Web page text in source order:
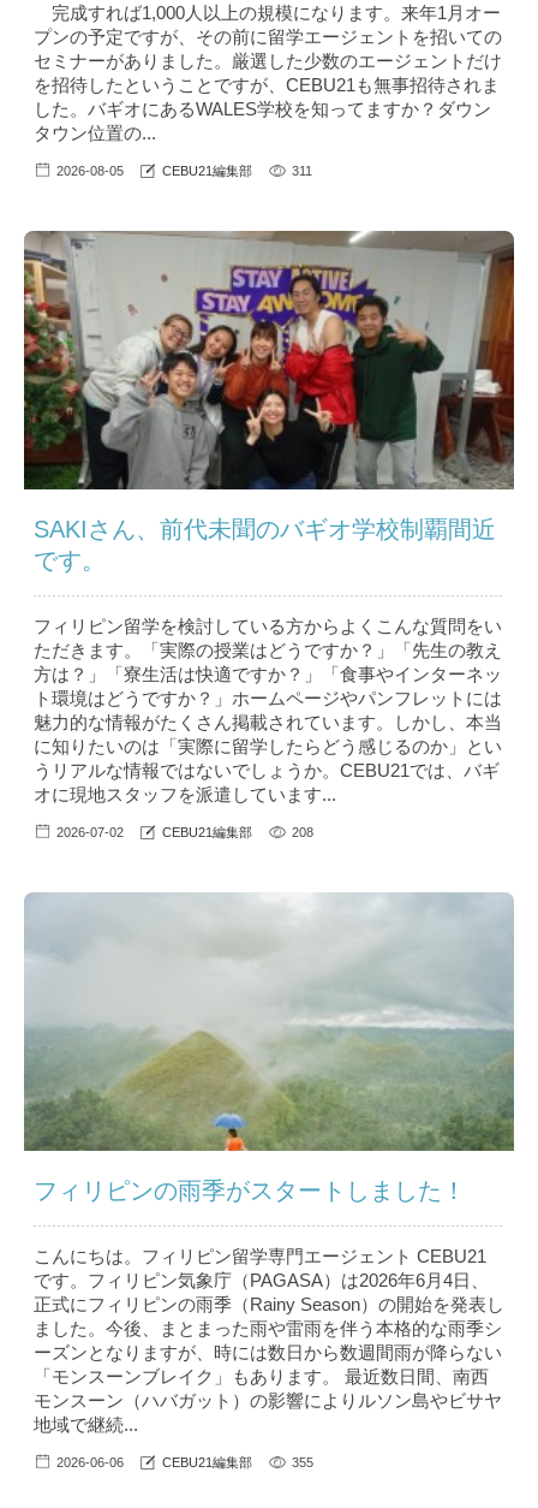
完成すれば1,000人以上の規模になります。来年1月オー
プンの予定ですが、その前に留学エージェントを招いての
セミナーがありました。厳選した少数のエージェントだけ
を招待したということですが、CEBU21も無事招待されま
した。バギオにあるWALES学校を知ってますか？ダウン
タウン位置の...
2026-08-05 CEBU21編集部 311
SAKIさん、前代未聞のバギオ学校制覇間近
です。
フィリピン留学を検討している方からよくこんな質問をい
ただきます。「実際の授業はどうですか？」「先生の教え
方は？」「寮生活は快適ですか？」「食事やインターネッ
ト環境はどうですか？」ホームページやパンフレットには
魅力的な情報がたくさん掲載されています。しかし、本当
に知りたいのは「実際に留学したらどう感じるのか」とい
うリアルな情報ではないでしょうか。CEBU21では、バギ
オに現地スタッフを派遣しています...
2026-07-02 CEBU21編集部 208
フィリピンの雨季がスタートしました！
こんにちは。フィリピン留学専門エージェント CEBU21
です。フィリピン気象庁（PAGASA）は2026年6月4日、
正式にフィリピンの雨季（Rainy Season）の開始を発表し
ました。今後、まとまった雨や雷雨を伴う本格的な雨季シ
ーズンとなりますが、時には数日から数週間雨が降らない
「モンスーンブレイク」もあります。 最近数日間、南西
モンスーン（ハバガット）の影響によりルソン島やビサヤ
地域で継続...
2026-06-06 CEBU21編集部 355